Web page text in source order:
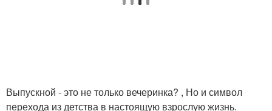
Выпускной - это не только вечеринка? , Но и символ
перехода из детства в настоящую взрослую жизнь.